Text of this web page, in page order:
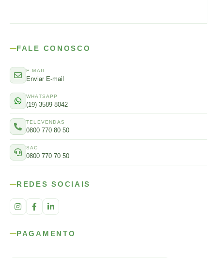
FALE CONOSCO
E-MAIL
Enviar E-mail
WHATSAPP
(19) 3589-8042
TELEVENDAS
0800 770 80 50
SAC
0800 770 70 50
REDES SOCIAIS
PAGAMENTO